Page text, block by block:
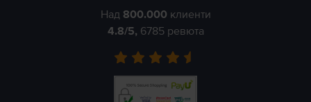
Над 800.000 клиенти
4.8/5, 6785 ревюта